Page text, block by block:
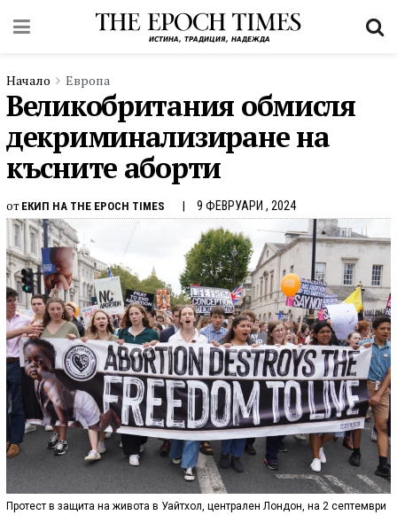
Начало Европа
Великобритания обмисля
декриминализиране на
късните аборти
от ЕКИП НА THE EPOCH TIMES 9 ФЕВРУАРИ , 2024
Протест в защита на живота в Уайтхол, централен Лондон, на 2 септември